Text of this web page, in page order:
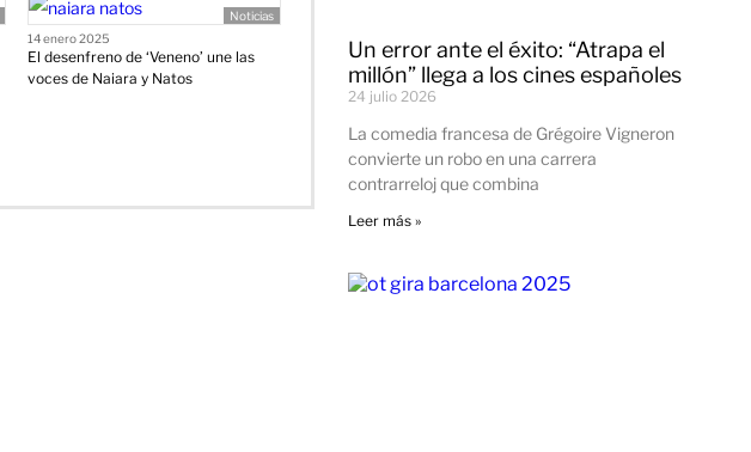
Noticias
14 enero 2025
El desenfreno de ‘Veneno’ une las
voces de Naiara y Natos
Un error ante el éxito: “Atrapa el
millón” llega a los cines españoles
24 julio 2026
La comedia francesa de Grégoire Vigneron
convierte un robo en una carrera
contrarreloj que combina
Leer más »